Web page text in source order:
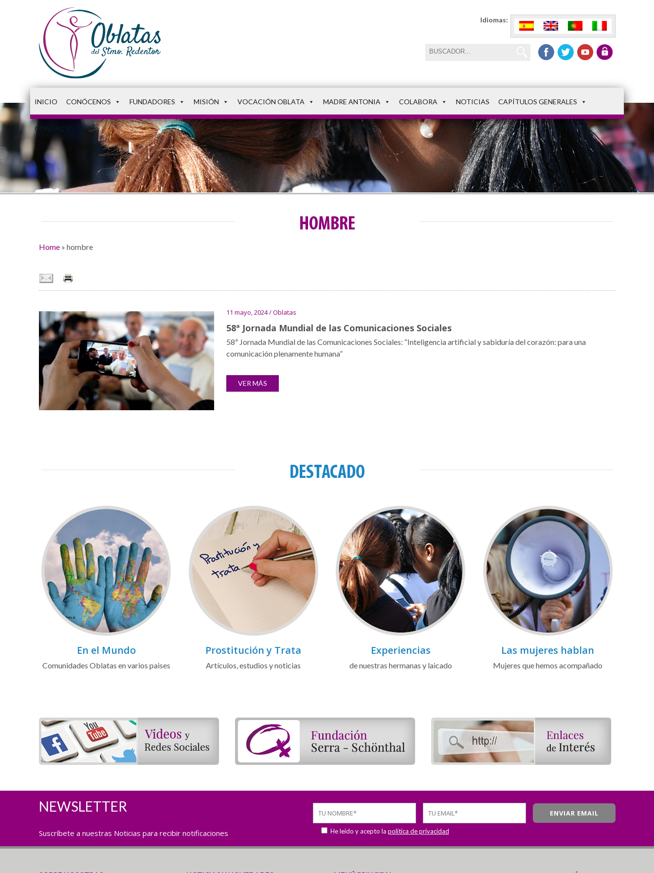
Idiomas:
INICIO CONÓCENOS FUNDADORES MISIÓN VOCACIÓN OBLATA MADRE ANTONIA COLABORA NOTICIAS CAPÍTULOS GENERALES
CONTACTO
HOMBRE
Home» hombre
11 mayo, 2024 / Oblatas
58ª Jornada Mundial de las Comunicaciones Sociales
58ª Jornada Mundial de las Comunicaciones Sociales: “Inteligencia artificial y sabiduría del corazón: para una
comunicación plenamente humana”
VER MÁS
DESTACADO
En el Mundo
Comunidades Oblatas en varios paises
Prostitución y Trata
Artículos, estudios y noticias
Experiencias
de nuestras hermanas y laicado
Las mujeres hablan
Mujeres que hemos acompañado
NEWSLETTER
Suscríbete a nuestras Noticias para recibir notificaciones He leído y acepto la política de privacidad